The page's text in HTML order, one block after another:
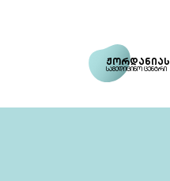
სამედიცინო ცენტრი
ჟორდანიას